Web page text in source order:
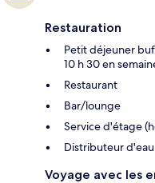
Restauration
Petit déjeuner
10 h 30 en
Restaurant
Bar/lounge
Service d'étage
Distributeur d'eau
Voyage avec les